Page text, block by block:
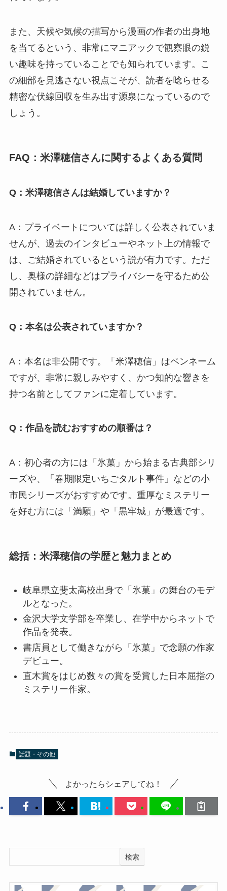
また、天候や気候の描写から漫画の作者の出身地
を当てるという、非常にマニアックで観察眼の鋭
い趣味を持っていることでも知られています。こ
の細部を見逃さない視点こそが、読者を唸らせる
精密な伏線回収を生み出す源泉になっているので
しょう。
FAQ：米澤穂信さんに関するよくある質問
Q：米澤穂信さんは結婚していますか？
A：プライベートについては詳しく公表されていま
せんが、過去のインタビューやネット上の情報で
は、ご結婚されているという説が有力です。ただ
し、奥様の詳細などはプライバシーを守るため公
開されていません。
Q：本名は公表されていますか？
A：本名は非公開です。「米澤穂信」はペンネーム
ですが、非常に親しみやすく、かつ知的な響きを
持つ名前としてファンに定着しています。
Q：作品を読むおすすめの順番は？
A：初心者の方には「氷菓」から始まる古典部シリ
ーズや、「春期限定いちごタルト事件」などの小
市民シリーズがおすすめです。重厚なミステリー
を好む方には「満願」や「黒牢城」が最適です。
総括：米澤穂信の学歴と魅力まとめ
岐阜県立斐太高校出身で「氷菓」の舞台のモデ
ルとなった。
金沢大学文学部を卒業し、在学中からネットで
作品を発表。
書店員として働きながら「氷菓」で念願の作家
デビュー。
直木賞をはじめ数々の賞を受賞した日本屈指の
ミステリー作家。
話題・その他
よかったらシェアしてね！
検索